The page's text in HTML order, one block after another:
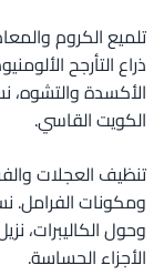
تلميع الكروم
ذراع التأرجح
الأكسدة والتشوه،
الكويت القاسي.
تنظيف العجلات
ومكونات الفرامل.
وحول الكاليبرات،
الأجزاء الحساسة.